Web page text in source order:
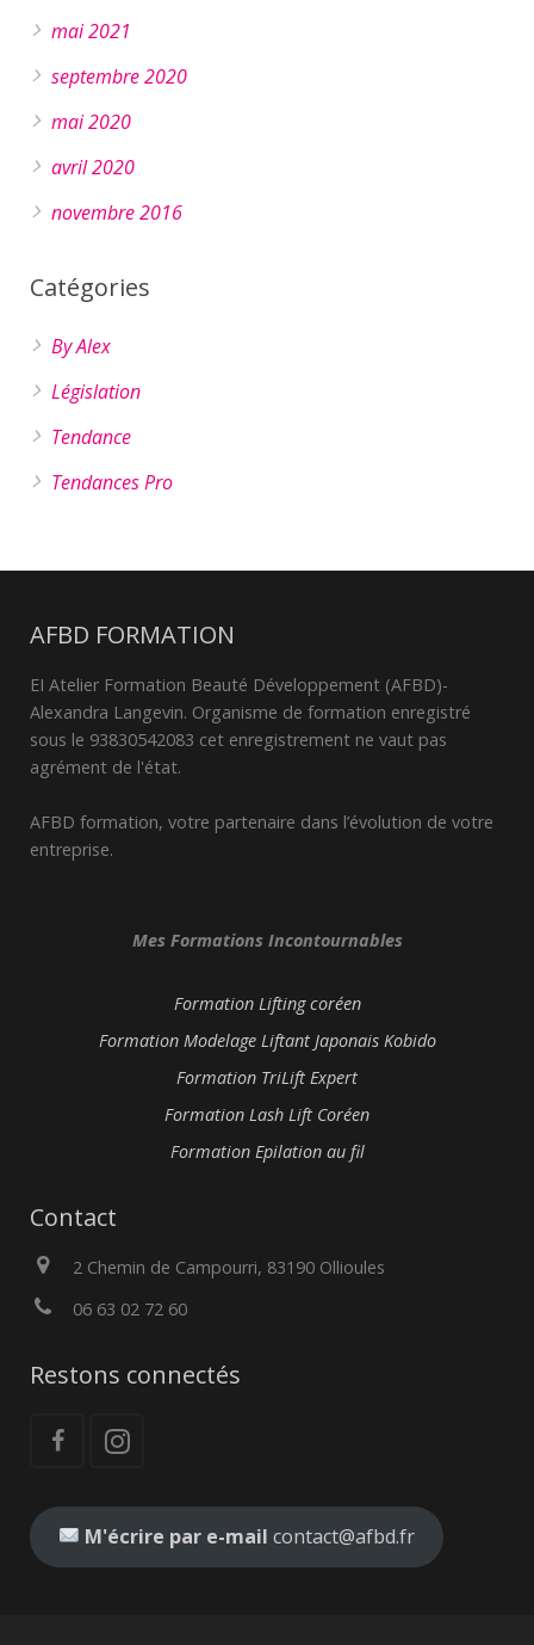
mai 2021
septembre 2020
mai 2020
avril 2020
novembre 2016
Catégories
By Alex
Législation
Tendance
Tendances Pro
AFBD FORMATION
EI Atelier Formation Beauté Développement (AFBD)-
Alexandra Langevin. Organisme de formation enregistré
sous le 93830542083 cet enregistrement ne vaut pas
agrément de l'état.
AFBD formation, votre partenaire dans l’évolution de votre
entreprise.
Mes Formations Incontournables
Formation Lifting coréen
Formation Modelage Liftant Japonais Kobido
Formation TriLift Expert
Formation Lash Lift Coréen
Formation Epilation au fil
Contact
2 Chemin de Campourri, 83190 Ollioules
06 63 02 72 60
Restons connectés
M'écrire par e-mail contact@afbd.fr